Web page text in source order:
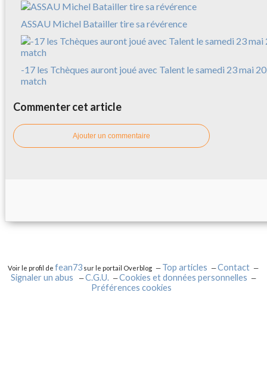
ASSAU Michel Batailler tire sa révérence
-17 les Tchèques auront joué avec Talent le samedi 23 mai
match
Commenter cet article
Ajouter un commentaire
Voir le profil defean73 sur le portail Overblog Top articles
Contact
Signaler un abus
C.G.U.
Cookies et données personnelles
Préférences cookies